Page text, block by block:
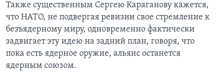
Также существенным Сергею Караганову кажется,
что НАТО, не подвергая ревизии свое стремление к
безъядерному миру, одновременно фактически
задвигает эту идею на задний план, говоря, что
пока есть ядерное оружие, альянс останется
ядерным союзом.